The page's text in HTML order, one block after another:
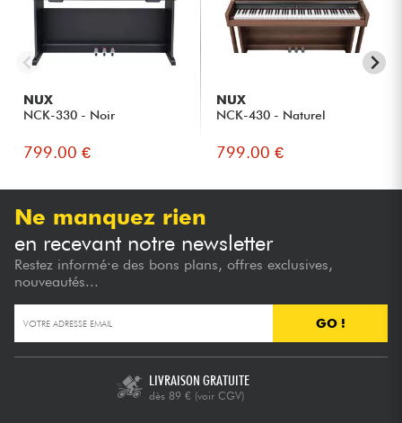
NUX
NCK-330 - Noir
799.00 €
NUX
NCK-430 - Naturel
799.00 €
Ne manquez rien
en recevant notre newsletter
Restez informé·e des bons plans, offres exclusives,
nouveautés...
GO !
LIVRAISON GRATUITE
dès 89 € (voir CGV)